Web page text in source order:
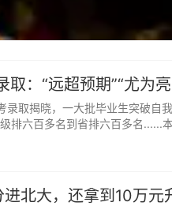
结合。
要指责偶尔放松走神。适当
。家长淡定从容，孩子就跟
高三家长最重要的修行。
取：“远超预期”“尤为
录取揭晓，一大批毕业生突破自
排六百多名到省排六百多名......
进北大，还拿到10万元